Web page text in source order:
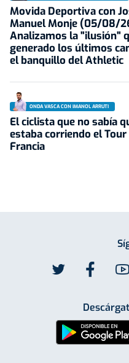
Movida Deportiva con
Manuel Monje (05/08/
Analizamos la "ilusión"
generado los últimos
el banquillo del Athletic
ONDA VASCA CON IMANOL ARRUTI
El ciclista que no sabía
estaba corriendo el Tour
Francia